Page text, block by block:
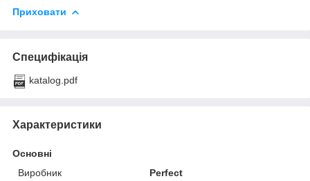
Приховати
Специфікація
katalog.pdf
Характеристики
Основні
Виробник
Perfect